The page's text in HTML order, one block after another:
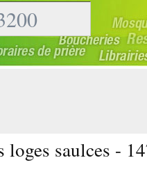
saulces -